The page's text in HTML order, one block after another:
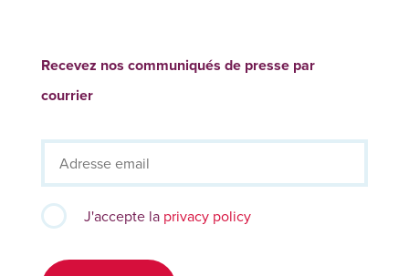
Recevez nos communiqués de presse par
courrier
J'accepte la privacy policy